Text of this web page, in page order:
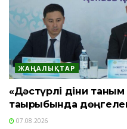
ЖАҢАЛЫҚТАР
«Дәстүрлі діни таным
тақырыбында
07.08.2026